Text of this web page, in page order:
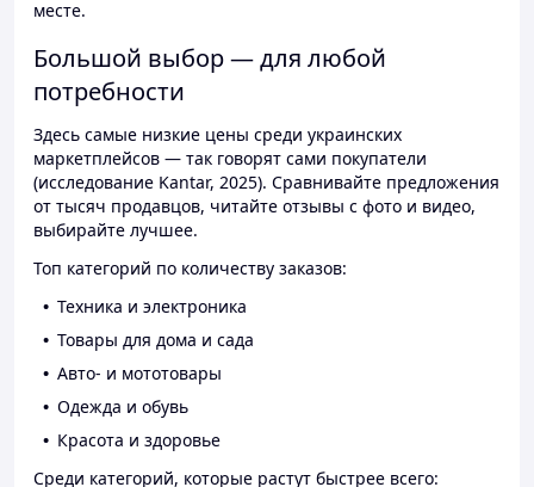
месте.
Большой выбор — для любой
потребности
Здесь самые низкие цены среди украинских
маркетплейсов — так говорят сами покупатели
(исследование Kantar, 2025). Сравнивайте предложения
от тысяч продавцов, читайте отзывы с фото и видео,
выбирайте лучшее.
Топ категорий по количеству заказов:
Техника и электроника
Товары для дома и сада
Авто- и мототовары
Одежда и обувь
Красота и здоровье
Среди категорий, которые растут быстрее всего: